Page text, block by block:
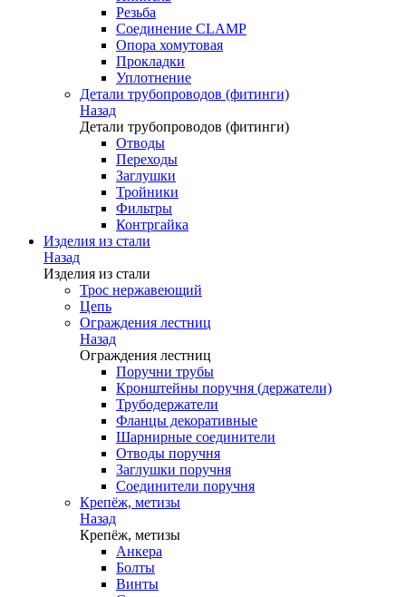
Резьба
Соединение CLAMP
Опора хомутовая
Прокладки
Уплотнение
Детали трубопроводов (фитинги)
Назад
Детали трубопроводов (фитинги)
Отводы
Переходы
Заглушки
Тройники
Фильтры
Контргайка
Изделия из стали
Назад
Изделия из стали
Трос нержавеющий
Цепь
Ограждения лестниц
Назад
Ограждения лестниц
Поручни трубы
Кронштейны поручня (держатели)
Трубодержатели
Фланцы декоративные
Шарнирные соединители
Отводы поручня
Заглушки поручня
Соединители поручня
Крепёж, метизы
Назад
Крепёж, метизы
Анкера
Болты
Винты